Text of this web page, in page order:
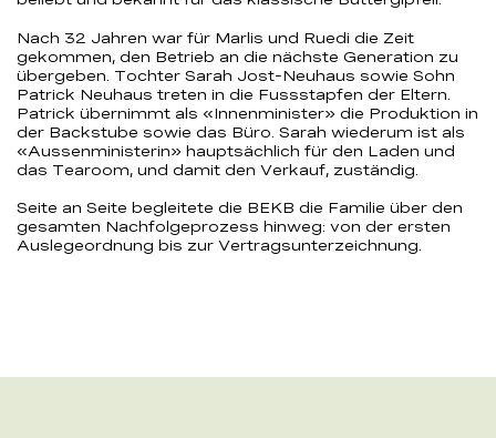
Nach 32 Jahren war für Marlis und Ruedi die Zeit
gekommen, den Betrieb an die nächste Generation zu
übergeben. Tochter Sarah Jost-Neuhaus sowie Sohn
Patrick Neuhaus treten in die Fussstapfen der Eltern.
Patrick übernimmt als «Innenminister» die Produktion in
der Backstube sowie das Büro. Sarah wiederum ist als
«Aussenministerin» hauptsächlich für den Laden und
das Tearoom, und damit den Verkauf, zuständig.
Seite an Seite begleitete die BEKB die Familie über den
gesamten Nachfolgeprozess hinweg: von der ersten
Auslegeordnung bis zur Vertragsunterzeichnung.